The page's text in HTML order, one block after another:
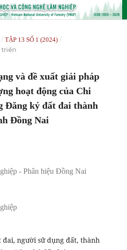
/ TẬP 13 SỐ 1 (2024) /
triển
và đề xuất giải pháp
hoạt động của Chi
Đăng ký đất đai thành
Đồng Nai
- Phân hiệu Đồng Nai
đai, người sử dụng đất, thành